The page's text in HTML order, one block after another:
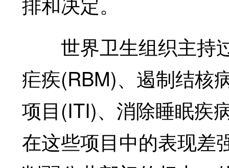
世界卫生组织主持
疟疾(RBM)、遏制结核
项目(ITI)、消除睡眠疾
在这些项目中的表现差